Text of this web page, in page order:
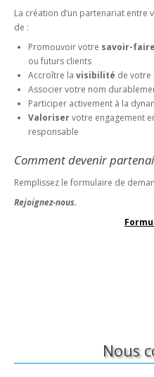
La création d’un partenariat entre
de :
Promouvoir votre savoir-faire
ou futurs clients
Accroître la visibilité de votre
Associer votre nom
Participer activement à la
Valoriservotre engagement
responsable
Comment devenir
Remplissez le formulaire de
Rejoignez-nous.
Nous